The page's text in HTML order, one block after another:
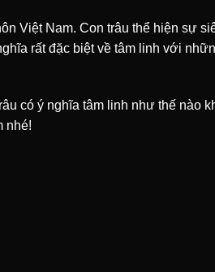
Việt Nam. Con trâu thể hiện sự
rất đặc biệt về tâm linh với
có ý nghĩa tâm linh như thế nào
nhé!